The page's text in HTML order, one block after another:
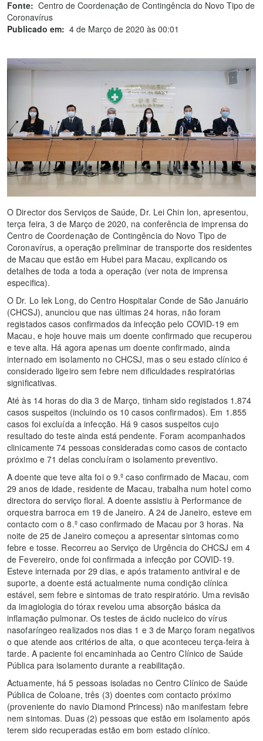
Fonte: Centro de Coordenação de Contingência do Novo Tipo de
Coronavírus
Publicado em: 4 de Março de 2020 às 00:01
O Director dos Serviços de Saúde, Dr. Lei Chin Ion, apresentou,
terça feira, 3 de Março de 2020, na conferência de imprensa do
Centro de Coordenação de Contingência do Novo Tipo de
Coronavírus, a operação preliminar de transporte dos residentes
de Macau que estão em Hubei para Macau, explicando os
detalhes de toda a toda a operação (ver nota de imprensa
especifica).
O Dr. Lo Iek Long, do Centro Hospitalar Conde de São Januário
(CHCSJ), anunciou que nas últimas 24 horas, não foram
registados casos confirmados da infecção pelo COVID-19 em
Macau, e hoje houve mais um doente confirmado que recuperou
e teve alta. Há agora apenas um doente confirmado, ainda
internado em isolamento no CHCSJ, mas o seu estado clínico é
considerado ligeiro sem febre nem dificuldades respiratórias
significativas.
Até às 14 horas do dia 3 de Março, tinham sido registados 1.874
casos suspeitos (incluindo os 10 casos confirmados). Em 1.855
casos foi excluída a infecção. Há 9 casos suspeitos cujo
resultado do teste ainda está pendente. Foram acompanhados
clinicamente 74 pessoas consideradas como casos de contacto
próximo e 71 delas concluíram o isolamento preventivo.
A doente que teve alta foi o 9.º caso confirmado de Macau, com
29 anos de idade, residente de Macau, trabalha num hotel como
directora do serviço floral. A doente assistiu à Performance de
orquestra barroca em 19 de Janeiro. A 24 de Janeiro, esteve em
contacto com o 8.º caso confirmado de Macau por 3 horas. Na
noite de 25 de Janeiro começou a apresentar sintomas como
febre e tosse. Recorreu ao Serviço de Urgência do CHCSJ em 4
de Fevereiro, onde foi confirmada a infecção por COVID‑19.
Esteve internada por 29 dias, e após tratamento antiviral e de
suporte, a doente está actualmente numa condição clínica
estável, sem febre e sintomas de trato respiratório. Uma revisão
da imagiologia do tórax revelou uma absorção básica da
inflamação pulmonar. Os testes de ácido nucleico do vírus
nasofaríngeo realizados nos dias 1 e 3 de Março foram negativos
o que atende aos critérios de alta, o que aconteceu terça-feira à
tarde. A paciente foi encaminhada ao Centro Clínico de Saúde
Pública para isolamento durante a reabilitação.
Actuamente, há 5 pessoas isoladas no Centro Clínico de Saúde
Pública de Coloane, três (3) doentes com contacto próximo
(proveniente do navio Diamond Princess) não manifestam febre
nem sintomas. Duas (2) pessoas que estão em isolamento após
terem sido recuperadas estão em bom estado clínico.